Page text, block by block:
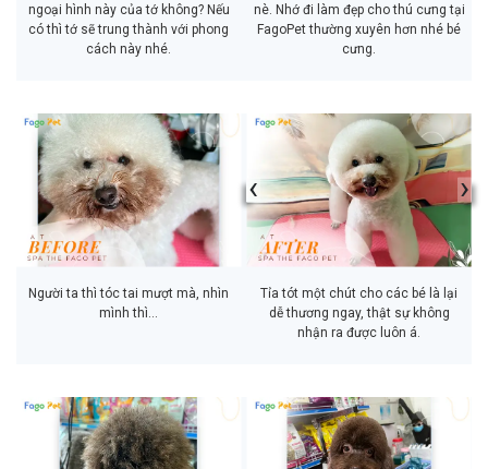
ngoại hình này của tớ không? Nếu
có thì tớ sẽ trung thành với phong
cách này nhé.
nè. Nhớ đi làm đẹp cho thú cưng tại
FagoPet thường xuyên hơn nhé bé
cưng.
Người ta thì tóc tai mượt mà, nhìn
mình thì…
‹ ›
Tỉa tót một chút cho các bé là lại
dễ thương ngay, thật sự không
nhận ra được luôn á.